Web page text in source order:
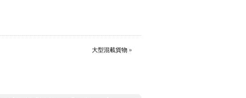
大型混載貨物 »